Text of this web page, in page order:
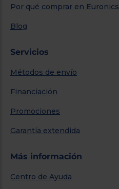
Por qué comprar en Euronics
Blog
Servicios
Métodos de envío
Financiación
Promociones
Garantía extendida
Más información
Centro de Ayuda